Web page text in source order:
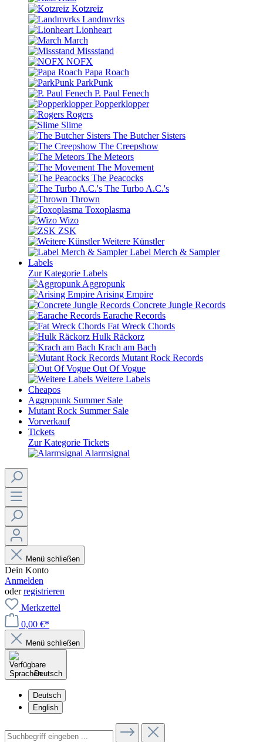
Kotzreiz
Landmvrks
Lionheart
March
Missstand
NOFX
Papa Roach
ParkPunk
P. Paul Fenech
Popperklopper
Rogers
Slime
The Butcher Sisters
The Creepshow
The Meteors
The Movement
The Peacocks
The Turbo A.C.'s
Thrown
Toxoplasma
Wizo
ZSK
Weitere Künstler
Label Merch & Sampler
Labels
Zur Kategorie Labels
Aggropunk
Arising Empire
Concrete Jungle Records
Earache Records
Fat Wreck Chords
Hulk Räckorz
Krach am Bach
Mutant Rock Records
Out Of Vogue
Weitere Labels
Cheapos
Aggropunk Summer Sale
Mutant Rock Summer Sale
Vorverkauf
Tickets
Zur Kategorie Tickets
Alarmsignal
Menü schließen
Dein Konto
Anmelden
oderregistrieren
Merkzettel
0,00 €*
Menü schließen
Deutsch
Deutsch
English